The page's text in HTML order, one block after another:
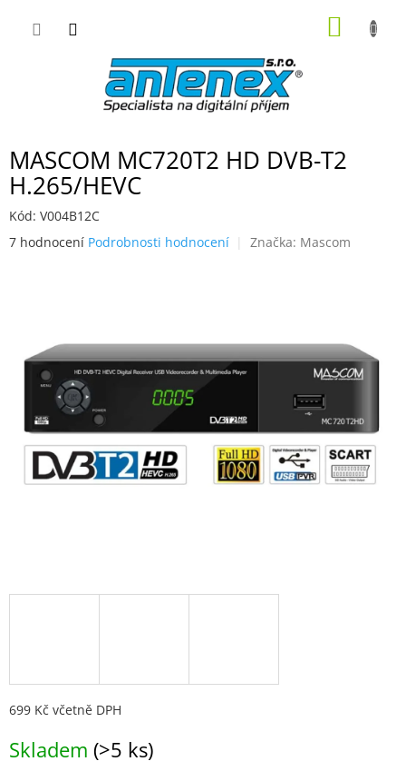
MASCOM MC720T2 HD DVB-T2
H.265/HEVC
Kód: V004B12C
Průměrné
hvězdiček.
7 hodnocení Podrobnosti hodnocení Značka: Mascom
699 Kč včetně DPH
cena:
Skladem (>5 ks)